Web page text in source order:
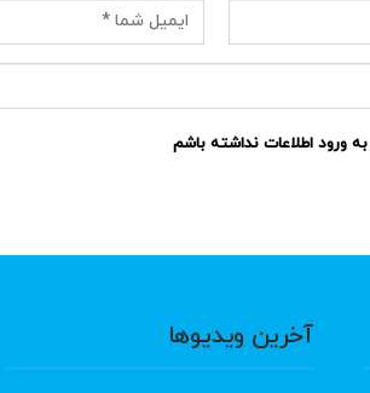
ورود اطلاعات نداشته باشم
آخرین ویدیوها